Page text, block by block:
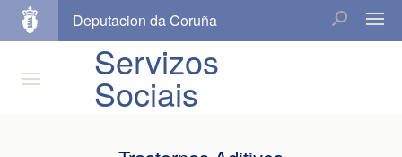
Deputacion da Coruña
Servizos
Sociais